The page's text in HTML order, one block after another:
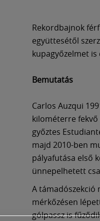
Rekordbajnok
együttesétől
kupagyőzelmet is
Bemutatás
Carlos Auzqui
kilométerre fekvő
győztes
majd 2010-ben
pályafutása első
ünnepelhetett
A támadószekció
mérkőzésen
gólpassz is